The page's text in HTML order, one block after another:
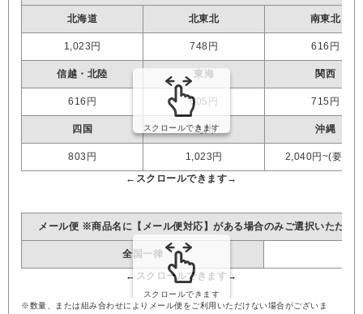
北海道 北東北 南東北
1,023円 748円 616円
信越・北陸 東海 関西
616円 605円 715円
四国 九州 沖縄
803円 1,023円 2,040円~(要見
メール便 ※商品名に【メール便対応】がある場合のみご選択いただけ
全国一律
※数量、または組み合わせによりメール便をご利用いただけない場合がございま